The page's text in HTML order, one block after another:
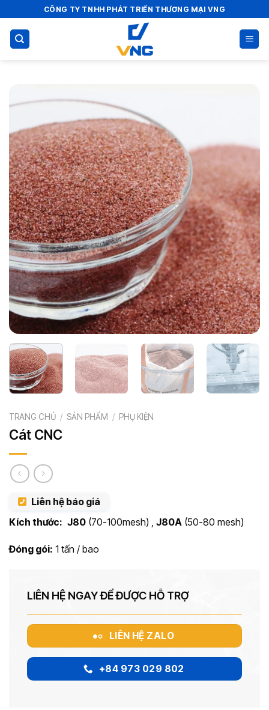
qua
dung
CÔNG TY TNHH PHÁT TRIỂN THƯƠNG MẠI VNG
TRANG CHỦ / SẢN PHẨM / PHỤ KIỆN
Cát CNC
Liên hệ báo giá
Kích thước: J80 (70-100mesh) , J80A (50-80 mesh)
Đóng gói: 1 tấn / bao
LIÊN HỆ NGAY ĐỂ ĐƯỢC HỖ TRỢ
LIÊN HỆ ZALO
+84 973 029 802